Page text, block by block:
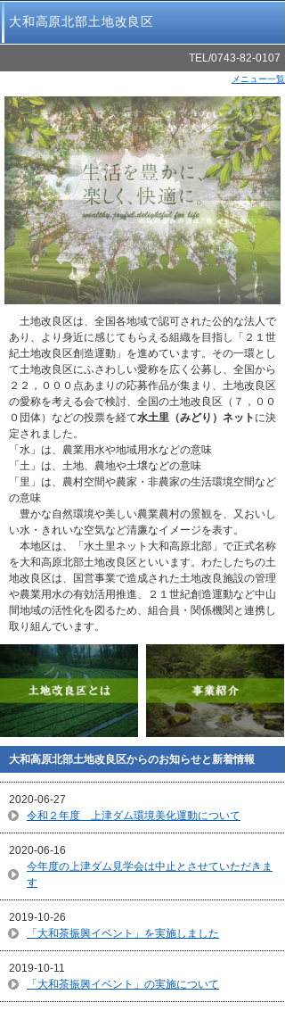
大和高原北部土地改良区
TEL/0743-82-0107
メニュー一覧
土地改良区は、全国各地域で認可された公的な法人で
あり、より身近に感じてもらえる組織を目指し「２１世
紀土地改良区創造運動」を進めています。その一環とし
て土地改良区にふさわしい愛称を広く公募し、全国から
２２，０００点あまりの応募作品が集まり、土地改良区
の愛称を考える会で検討、全国の土地改良区（７，００
０団体）などの投票を経て水土里（みどり）ネット に決
定されました。
「水」は、農業用水や地域用水などの意味
「土」は、土地、農地や土壌などの意味
「里」は、農村空間や農家・非農家の生活環境空間など
の意味
豊かな自然環境や美しい農業農村の景観を、又おいし
い水・きれいな空気など清廉なイメージを表す。
本地区は、「水土里ネット大和高原北部」で正式名称
を大和高原北部土地改良区といいます。わたしたちの土
地改良区は、国営事業で造成された土地改良施設の管理
や農業用水の有効活用推進、２１世紀創造運動など中山
間地域の活性化を図るため、組合員・関係機関と連携し
取り組んでいます。
大和高原北部土地改良区からのお知らせと新着情報
2020-06-27
令和２年度 上津ダム環境美化運動について
2020-06-16
今年度の上津ダム見学会は中止とさせていただきま
す
2019-10-26
「大和茶振興イベント」を実施しました
2019-10-11
「大和茶振興イベント」の実施について